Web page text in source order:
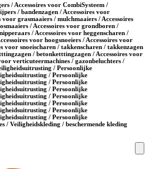
/ Accessoires voor CombiSysteem /
/ bandenzagen / Accessoires voor
grasmaaiers / mulchmaaiers / Accessoires
/ Accessoires voor grondboren /
/ Accessoires voor heggenscharen /
voor hoogsnoeiers / Accessoires voor
voor snoeischaren / takkenscharen / takkenzagen
/ betonketttingzagen / Accessoires voor
verticuteermachines / gazonbeluchters /
/ Persoonlijke
/ Persoonlijke
/ Persoonlijke
/ Persoonlijke
/ Persoonlijke
/ Persoonlijke
/ Persoonlijke
/ Persoonlijke
/ Veiligheidskleding / beschermende kleding